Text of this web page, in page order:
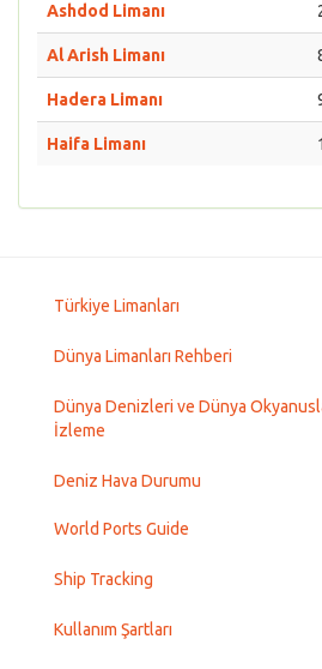
Ashdod Limanı
Al Arish Limanı
Hadera Limanı
Haifa Limanı
Türkiye Limanları
Dünya Limanları Rehberi
Dünya Denizleri ve Dünya
İzleme
Deniz Hava Durumu
World Ports Guide
Ship Tracking
Kullanım Şartları